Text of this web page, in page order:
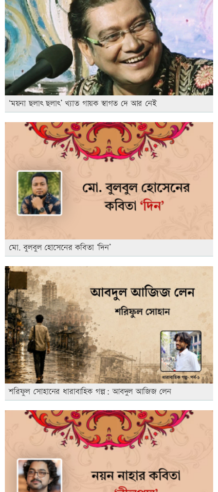
‘ময়না ছলাৎ ছলাৎ’ খ্যাত গায়ক স্বাগত দে আর নেই
মো. বুলবুল হোসেনের কবিতা ‘দিন’
শরিফুল সোহানের ধারাবাহিক গল্প: আবদুল আজিজ লেন